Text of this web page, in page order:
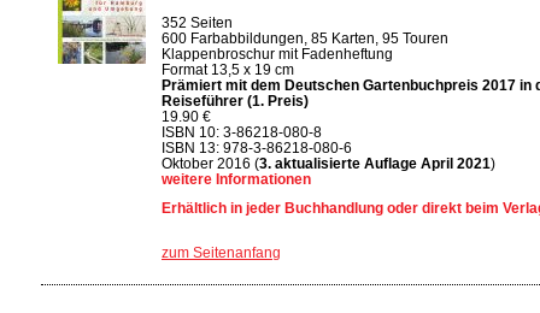
352 Seiten
600 Farbabbildungen, 85 Karten, 95 Touren
Klappenbroschur mit Fadenheftung
Format 13,5 x 19 cm
Prämiert mit dem Deutschen Gartenbuchpreis 2017 in
Reiseführer (1. Preis)
19.90 €
ISBN 10: 3-86218-080-8
ISBN 13: 978-3-86218-080-6
Oktober 2016 (3. aktualisierte Auflage April 2021)
weitere Informationen
Erhältlich in jeder Buchhandlung oder direkt beim
zum Seitenanfang